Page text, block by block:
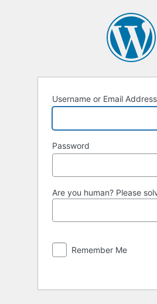
Username or Email Address
Password
Are you human? Please
Remember Me